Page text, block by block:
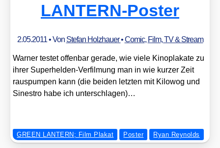
LANTERN-Poster
2.05.2011• Von Stefan Holzhauer•Comic, Film, TV & Stream
War­ner tes­tet offen­bar gera­de, wie vie­le Kino­pla­ka­te zu
ihrer Super­hel­den-Ver­fil­mung man in wie kur­zer Zeit
raus­pum­pen kann (die bei­den letz­ten mit Kilo­wog und
Sine­stro habe ich unter­schla­gen)…
GREEN LANTERN; Film Plakat Poster Ryan Reynolds